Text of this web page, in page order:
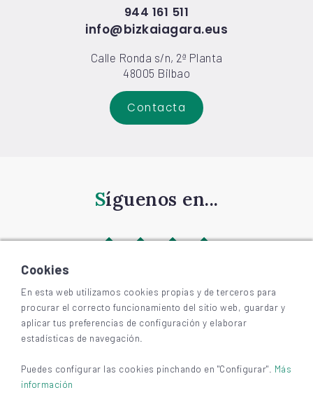
944 161 511
info@bizkaiagara.eus
Calle Ronda s/n, 2ª Planta
48005 Bilbao
Contacta
Síguenos en...
©2026 BIZKAIAGARA
Accesibilidad
Aviso legal y privacidad
Cookies
En esta web utilizamos cookies propias y de terceros para
procurar el correcto funcionamiento del sitio web, guardar y
aplicar tus preferencias de configuración y elaborar
estadísticas de navegación.
Puedes configurar las cookies pinchando en "Configurar". Más
información